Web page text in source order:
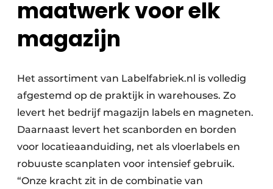
maatwerk voor elk
magazijn
Het assortiment van Labelfabriek.nl is volledig
afgestemd op de praktijk in warehouses. Zo
levert het bedrijf magazijn labels en magneten.
Daarnaast levert het scanborden en borden
voor locatieaanduiding, net als vloerlabels en
robuuste scanplaten voor intensief gebruik.
“Onze kracht zit in de combinatie van